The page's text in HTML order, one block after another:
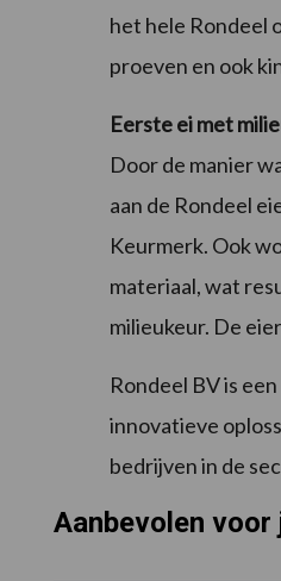
het hele Rondeel
proeven en ook
Eerste ei met
Door de manier
aan de Rondeel
Keurmerk. Ook
materiaal, wat
milieukeur. De
Rondeel BV is
innovatieve
bedrijven in de
Aanbevolen voor